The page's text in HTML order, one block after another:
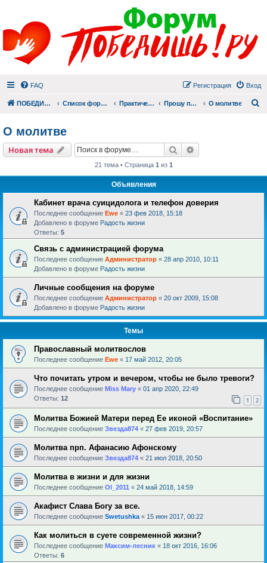
FAQ Вход
Регистрация
ПОБЕДИШЬ.РУ Список форумов Практический раздел Прошу помолиться О молитве
О молитве
Новая тема Поиск
21 тема • Страница 1 из 1
Объявления
Кабинет врача суицидолога и телефон доверия
Последнее сообщение Ewe « 23 фев 2018, 15:18
Добавлено в форуме Радость жизни
Ответы: 5
Связь с администрацией форума
Последнее сообщение Администратор « 28 апр 2010, 10:11
Добавлено в форуме Радость жизни
Личные сообщения на форуме
Последнее сообщение Администратор « 20 окт 2009, 15:08
Добавлено в форуме Радость жизни
Темы
Православный молитвослов
Последнее сообщение Ewe « 17 май 2012, 20:05
Что почитать утром и вечером, чтобы не было тревоги?
Последнее сообщение Miss Mary « 01 апр 2020, 22:49
Ответы: 12 1 2
Молитва Божией Матери перед Ее иконой «Воспитание»
Последнее сообщение Звезда874 « 27 фев 2019, 20:57
Молитва прп. Афанасию Афонскому
Последнее сообщение Звезда874 « 21 июл 2018, 20:50
Молитва в жизни и для жизни
Последнее сообщение Ol_2011 « 24 май 2018, 14:59
Акафист Слава Богу за все.
Последнее сообщение Swetushka « 15 июн 2017, 00:22
Как молиться в суете современной жизни?
Последнее сообщение Максим-лесник « 18 окт 2016, 16:06
Ответы: 6